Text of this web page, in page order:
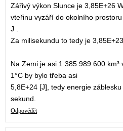
Zářivý výkon Slunce je 3,85E+26
vteřinu vyzáří do okolního
J .
Za milisekundu to tedy je
Na Zemi je asi 1 385 989 600
1°C by bylo třeba asi
5,8E+24 [J], tedy energie
sekund.
Odpovědět